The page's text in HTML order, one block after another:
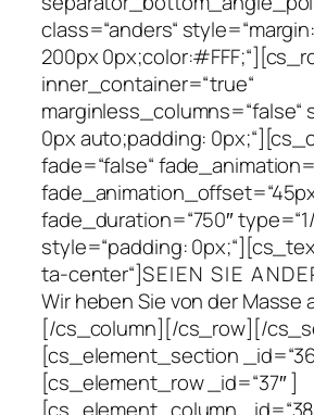
class=“anders“
200px
inner_container=“true“
marginless_columns=“false“
0px auto;padding:
fade=“false“
fade_duration=“750″
style=“padding:
ta-center“]SEIEN SIE
Wir heben Sie von der Masse
[/cs_column][/cs_row][/
[cs_element_section
[cs_element_row _id=“37″ ]
[cs_element_column